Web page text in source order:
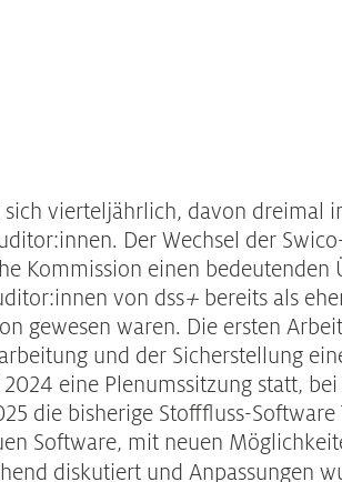
sich vierteljährlich, davon dreimal
Der Wechsel der
Kommission einen bedeutenden
von dss+ bereits als
gewesen waren. Die ersten
und der Sicherstellung
eine Plenumssitzung statt,
die bisherige Stofffluss-
Software, mit neuen
diskutiert und Anpassungen